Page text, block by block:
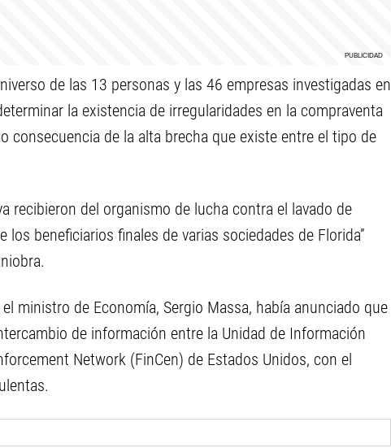
de las 13 personas y las 46 empresas investigadas en
la existencia de irregularidades en la compraventa
consecuencia de la alta brecha que existe entre el tipo de
recibieron del organismo de lucha contra el lavado de
los beneficiarios finales de varias sociedades de Florida”
ministro de Economía, Sergio Massa, había anunciado que
de información entre la Unidad de Información
Network (FinCen) de Estados Unidos, con el